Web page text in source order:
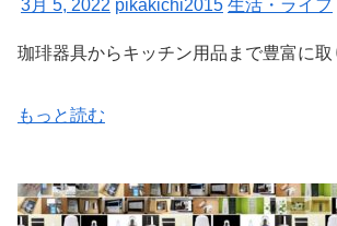
3月 5, 2022 pikakichi2015 生活・ライフ
珈琲器具からキッチン用品まで豊富に取
もっと読む